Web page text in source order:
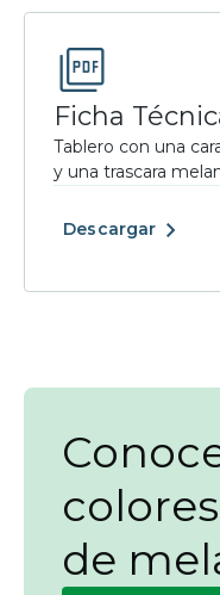
Ficha
Tablero con una
y una trascara
Descargar
de